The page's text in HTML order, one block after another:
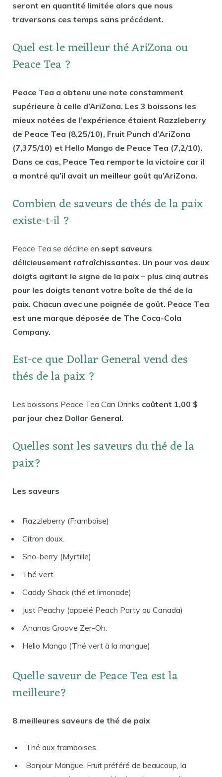
seront en quantité limitée alors que nous
traversons ces temps sans précédent.
Quel est le meilleur thé AriZona ou
Peace Tea ?
Peace Tea a obtenu une note constamment
supérieure à celle d’AriZona. Les 3 boissons les
mieux notées de l’expérience étaient Razzleberry
de Peace Tea (8,25/10), Fruit Punch d’AriZona
(7,375/10) et Hello Mango de Peace Tea (7,2/10).
Dans ce cas, Peace Tea remporte la victoire car il
a montré qu’il avait un meilleur goût qu’AriZona.
Combien de saveurs de thés de la paix
existe-t-il ?
Peace Tea se décline en sept saveurs
délicieusement rafraîchissantes. Un pour vos deux
doigts agitant le signe de la paix – plus cinq autres
pour les doigts tenant votre boîte de thé de la
paix. Chacun avec une poignée de goût. Peace Tea
est une marque déposée de The Coca-Cola
Company.
Est-ce que Dollar General vend des
thés de la paix ?
Les boissons Peace Tea Can Drinks coûtent 1,00 $
par jour chez Dollar General.
Quelles sont les saveurs du thé de la
paix?
Les saveurs
Razzleberry (Framboise)
Citron doux.
Sno-berry (Myrtille)
Thé vert.
Caddy Shack (thé et limonade)
Just Peachy (appelé Peach Party au Canada)
Ananas Groove Zer-Oh.
Hello Mango (Thé vert à la mangue)
Quelle saveur de Peace Tea est la
meilleure?
8 meilleures saveurs de thé de paix
Thé aux framboises.
Bonjour Mangue. Fruit préféré de beaucoup, la